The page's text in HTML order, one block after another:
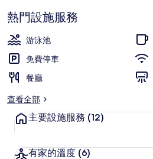
熱門設施服務
游泳池
免費停車
餐廳
查看全部
主要設施服務 (12)
有家的溫度 (6)